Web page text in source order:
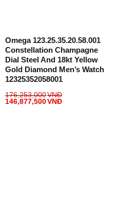
Omega 123.25.35.20.58.001
Constellation Champagne
Dial Steel And 18kt Yellow
Gold Diamond Men’s Watch
12325352058001
176,253,000VNĐ
146,877,500VNĐ